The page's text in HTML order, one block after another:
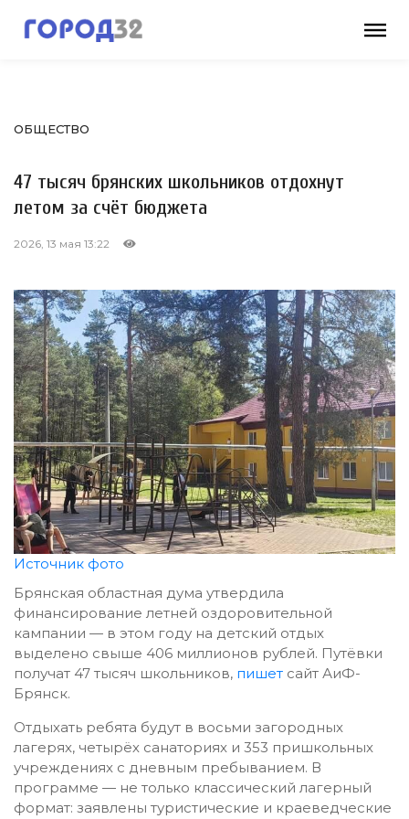
ОБЩЕСТВО
47 тысяч брянских школьников отдохнут
летом за счёт бюджета
2026, 13 мая 13:22
Источник фото
Брянская областная дума утвердила
финансирование летней оздоровительной
кампании — в этом году на детский отдых
выделено свыше 406 миллионов рублей. Путёвки
получат 47 тысяч школьников, пишет сайт АиФ-
Брянск.
Отдыхать ребята будут в восьми загородных
лагерях, четырёх санаториях и 353 пришкольных
учреждениях с дневным пребыванием. В
программе — не только классический лагерный
формат: заявлены туристические и краеведческие